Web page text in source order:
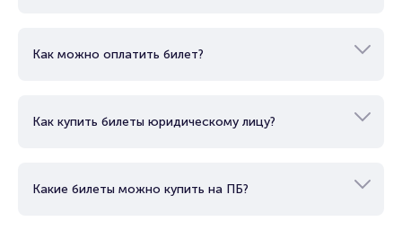
Как можно оплатить билет?
Как купить билеты юридическому лицу?
Какие билеты можно купить на ПБ?